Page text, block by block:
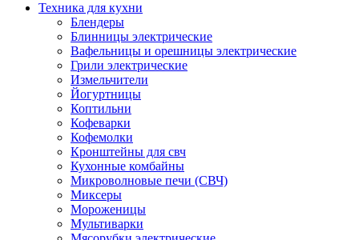
Техника для кухни
Блендеры
Блинницы электрические
Вафельницы и орешницы электрические
Грили электрические
Измельчители
Йогуртницы
Коптильни
Кофеварки
Кофемолки
Кронштейны для свч
Кухонные комбайны
Микроволновые печи (СВЧ)
Миксеры
Мороженицы
Мультиварки